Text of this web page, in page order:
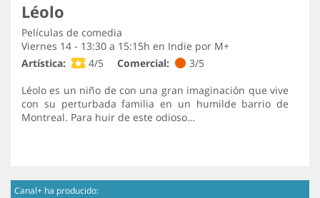
Léolo
Películas de comedia
Viernes 14 - 13:30 a 15:15h en Indie por M+
Artística:
4/5 Comercial:
3/5
Léolo es un niño de con una gran imaginación que vive
con su perturbada familia en un humilde barrio de
Montreal. Para huir de este odioso…
Canal+ ha producido: